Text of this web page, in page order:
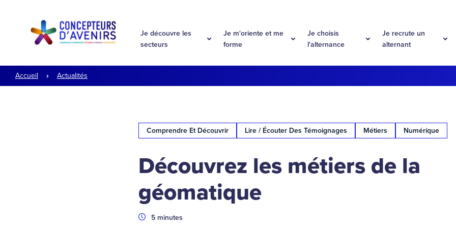
Je découvre les
secteurs
Je m'oriente et me
forme
Je choisis
l'alternance
Je recrute un
alternant
Accueil Actualités
Comprendre Et Découvrir Lire / Écouter Des Témoignages Métiers Numérique
Découvrez les métiers de la
géomatique
Durée
5 minutes